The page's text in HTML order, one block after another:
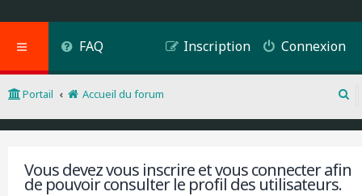
FAQ Connexion
Inscription
Portail
Accueil du forum
e
Vous devez vous inscrire et vous connecter afin
de pouvoir consulter le profil des utilisateurs.